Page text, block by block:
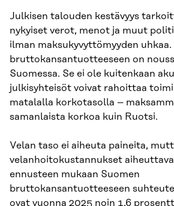
Julkisen talouden kestävyys
nykyiset verot, menot ja muut
ilman maksukyvyttömyyden uhkaa.
bruttokansantuotteeseen on
Suomessa. Se ei ole kuitenkaan
julkisyhteisöt voivat rahoittaa
matalalla korkotasolla –
samanlaista korkoa kuin Ruotsi.
Velan taso ei aiheuta paineita,
velanhoitokustannukset
ennusteen mukaan Suomen
bruttokansantuotteeseen
ovat vuonna 2025 noin 1,6